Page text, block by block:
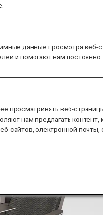
/ B787-10
данные просмотра веб-
и помогают нам постоянно
просматривать веб-
нам предлагать контент,
сайтов, электронной почты,